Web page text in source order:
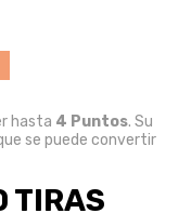
hasta 4 Puntos. Su
se puede convertir
TIRAS